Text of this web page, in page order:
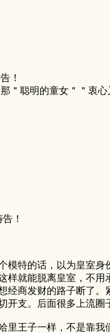
！
＂聪明的童女＂＂衷心
！
的话，以为皇室身
就能脱离皇室，不
经商发财的路子断了
支。后面很多上流
王子一样，不是靠我